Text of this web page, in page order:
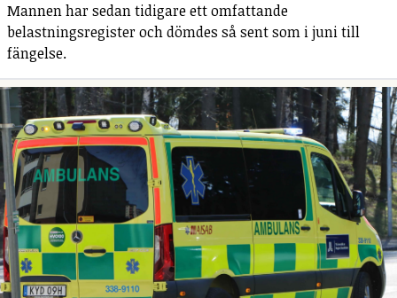
Mannen har sedan tidigare ett omfattande
belastningsregister och dömdes så sent som i juni till
fängelse.